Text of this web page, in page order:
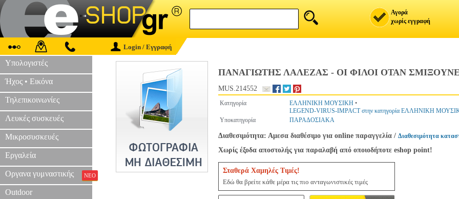
Αγορά
χωρίς εγγραφή
Login / Εγγραφή
Υπολογιστές
Ήχος • Εικόνα
Τηλεπικοινωνίες
Λευκές συσκευές
Μικροσυσκευές
Εργαλεία
Οργανα γυμναστικής ΝΕΟ
Outdoor
ΠΑΝΑΓΙΩΤΗΣ ΛΑΛΕΖΑΣ - ΟΙ ΦΙΛΟΙ ΟΤΑΝ
MUS.214552
Κατηγορία ΕΛΛΗΝΙΚΗ ΜΟΥΣΙΚΗ •
LEGEND-VIRUS-IMPACT στην κατηγορία ΕΛΛΗΝΙΚΗ
Υποκατηγορία
ΠΑΡΑΔΟΣΙΑΚΑ
Διαθεσιμότητα: Αμεσα διαθέσιμο για online παραγγελία / Διαθεσιμότητα
Χωρίς έξοδα αποστολής για παραλαβή από οποιοδήποτε eshop point!
Σταθερά Χαμηλές Τιμές!
Εδώ θα βρείτε κάθε μέρα τις πιο ανταγωνιστικές τιμές